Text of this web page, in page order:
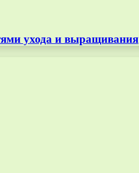
ухода и выращивания